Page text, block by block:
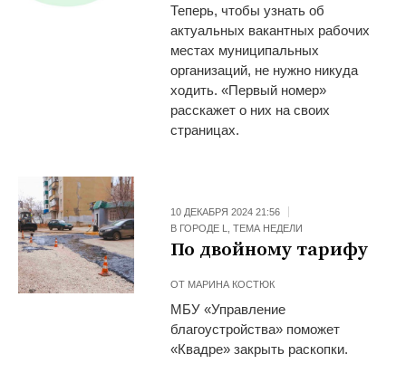
Теперь, чтобы узнать об
актуальных вакантных рабочих
местах муниципальных
организаций, не нужно никуда
ходить. «Первый номер»
расскажет о них на своих
страницах.
10 ДЕКАБРЯ 2024 21:56
В ГОРОДЕ L,ТЕМА НЕДЕЛИ
По двойному тарифу
ОТ МАРИНА КОСТЮК
МБУ «Управление
благоустройства» поможет
«Квадре» закрыть раскопки.